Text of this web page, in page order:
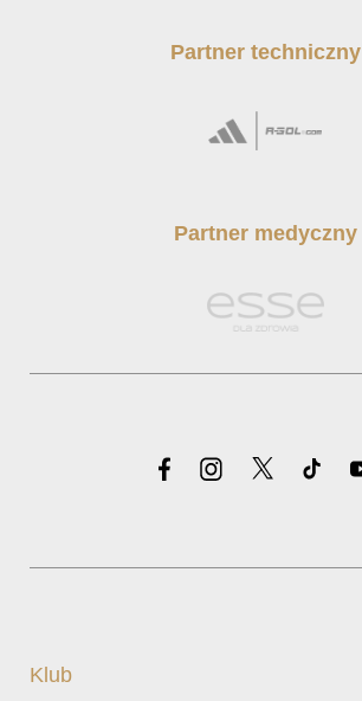
Partner techniczny
Partner medyczny
Klub